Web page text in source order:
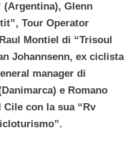
(Argentina), Glenn
Tour Operator
Montiel di “Trisoul
Johannsenn, ex ciclista
manager di
e Romano
Cile con la sua “Rv